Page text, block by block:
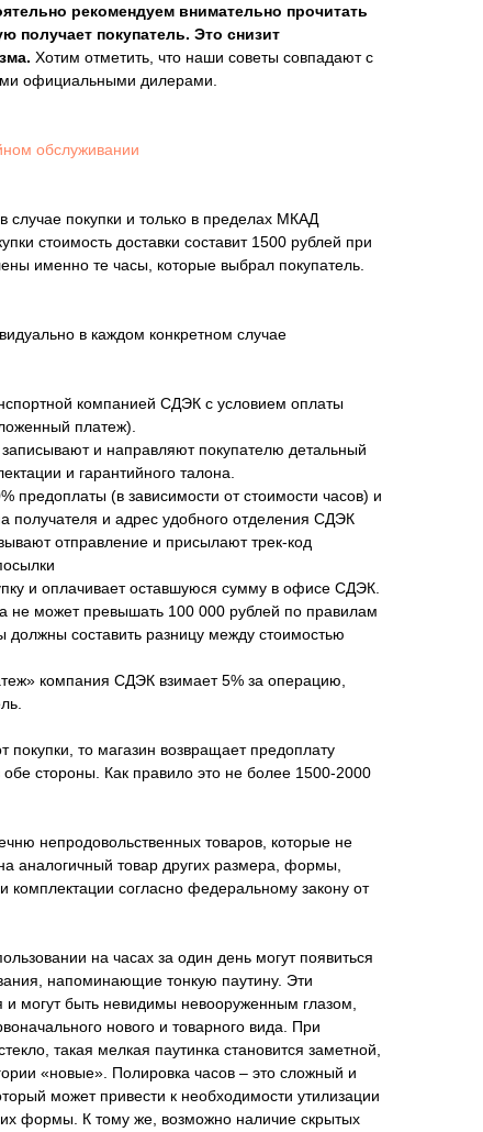
рекомендуем внимательно прочитать
получает покупатель. Это снизит
Хотим отметить, что наши советы совпадают с
официальными дилерами.
обслуживании
случае покупки и только в пределах МКАД
стоимость доставки составит 1500 рублей при
именно те часы, которые выбрал покупатель.
в каждом конкретном случае
компанией СДЭК с условием оплаты
платеж).
и направляют покупателю детальный
и гарантийного талона.
предоплаты (в зависимости от стоимости часов) и
и адрес удобного отделения СДЭК
отправление и присылают трек-код
и оплачивает оставшуюся сумму в офисе СДЭК.
не может превышать 100 000 рублей по правилам
составить разницу между стоимостью
компания СДЭК взимает 5% за операцию,
покупки, то магазин возвращает предоплату
стороны. Как правило это не более 1500-2000
непродовольственных товаров, которые не
аналогичный товар других размера, формы,
комплектации согласно федеральному закону от
на часах за один день могут появиться
напоминающие тонкую паутину. Эти
и могут быть невидимы невооруженным глазом,
нового и товарного вида. При
такая мелкая паутинка становится заметной,
«новые». Полировка часов – это сложный и
может привести к необходимости утилизации
их формы. К тому же, возможно наличие скрытых